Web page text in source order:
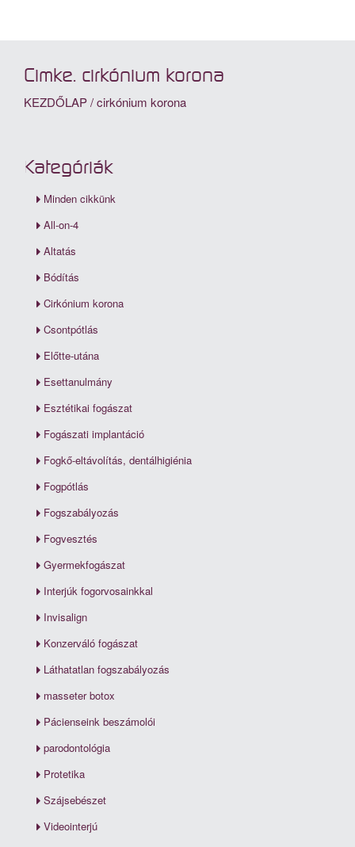
Cimke: cirkónium korona
KEZDŐLAP/cirkónium korona
Kategóriák
Minden cikkünk
All-on-4
Altatás
Bódítás
Cirkónium korona
Csontpótlás
Előtte-utána
Esettanulmány
Esztétikai fogászat
Fogászati implantáció
Fogkő-eltávolítás, dentálhigiénia
Fogpótlás
Fogszabályozás
Fogvesztés
Gyermekfogászat
Interjúk fogorvosainkkal
Invisalign
Konzerváló fogászat
Láthatatlan fogszabályozás
masseter botox
Pácienseink beszámolói
parodontológia
Protetika
Szájsebészet
Videointerjú